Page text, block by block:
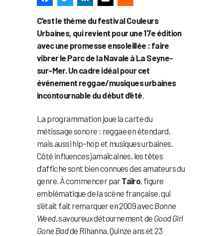
C’est le thème du festival Couleurs
Urbaines, qui revient pour une 17e édition
avec une promesse ensoleillée : faire
vibrer le Parc de la Navale à La Seyne-
sur-Mer. Un cadre idéal pour cet
événement reggae/musiques urbaines
incontournable du début d’été
La programmation joue la carte du
métissage sonore : reggae en étendard,
mais aussi hip-hop et musiques urbaines.
Côté influences jamaïcaines, les têtes
d’affiche sont bien connues des amateurs du
genre. À commencer parTaïro, figure
emblématique de la scène française, qui
s’était fait remarquer en 2009 avecBonne
Weed, savoureux détournement de Good Girl
Gone Badde Rihanna. Quinze ans et 23